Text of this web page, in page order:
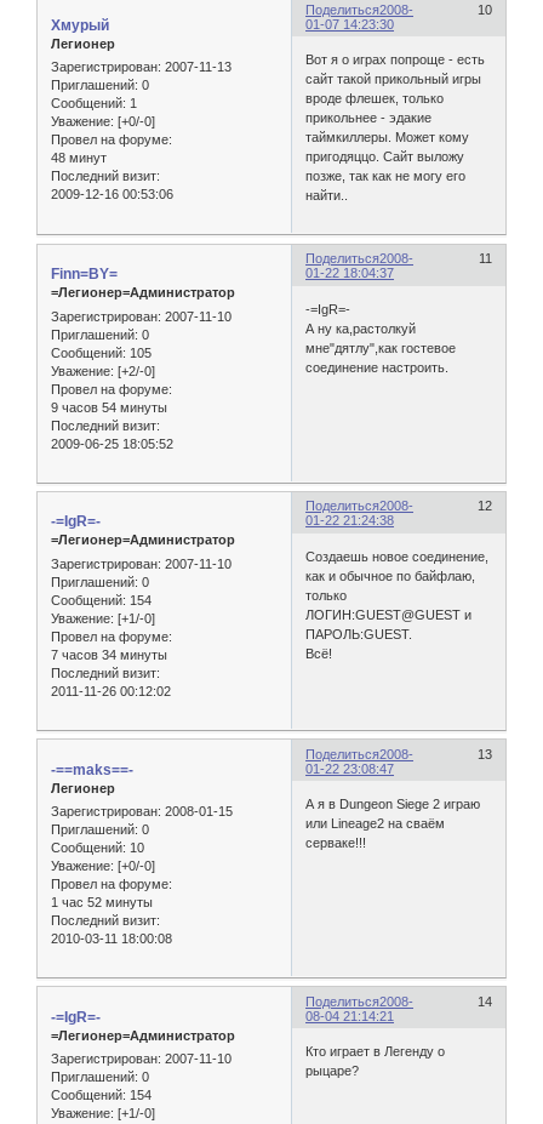
Поделиться 10
2008-
01-07 14:23:30
Хмурый
Легионер
Зарегистрирован: 2007-11-13
Приглашений: 0
Сообщений: 1
Уважение: [+0/-0]
Провел на форуме:
48 минут
Последний визит:
2009-12-16 00:53:06
Вот я о играх попроще - есть
сайт такой прикольный игры
вроде флешек, только
прикольнее - эдакие
таймкиллеры. Может кому
пригодяццо. Сайт выложу
позже, так как не могу его
найти..
Поделиться 11
2008-
01-22 18:04:37
Finn=BY=
=Легионер=Администратор
Зарегистрирован: 2007-11-10
Приглашений: 0
Сообщений: 105
Уважение: [+2/-0]
Провел на форуме:
9 часов 54 минуты
Последний визит:
2009-06-25 18:05:52
-=IgR=-
А ну ка,растолкуй
мне"дятлу",как гостевое
соединение настроить.
Поделиться 12
2008-
01-22 21:24:38
-=IgR=-
=Легионер=Администратор
Зарегистрирован: 2007-11-10
Приглашений: 0
Сообщений: 154
Уважение: [+1/-0]
Провел на форуме:
7 часов 34 минуты
Последний визит:
2011-11-26 00:12:02
Создаешь новое соединение,
как и обычное по байфлаю,
только
ЛОГИН:GUEST@GUEST и
ПАРОЛЬ:GUEST.
Всё!
Поделиться 13
2008-
01-22 23:08:47
-==maks==-
Легионер
Зарегистрирован: 2008-01-15
Приглашений: 0
Сообщений: 10
Уважение: [+0/-0]
Провел на форуме:
1 час 52 минуты
Последний визит:
2010-03-11 18:00:08
А я в Dungeon Siege 2 играю
или Lineage2 на сваём
серваке!!!
Поделиться 14
2008-
08-04 21:14:21
-=IgR=-
=Легионер=Администратор
Зарегистрирован: 2007-11-10
Приглашений: 0
Сообщений: 154
Уважение: [+1/-0]
Кто играет в Легенду о
рыцаре?